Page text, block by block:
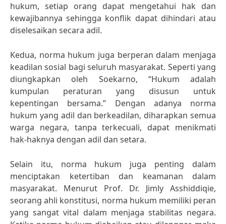
hukum, setiap orang dapat mengetahui hak dan
kewajibannya sehingga konflik dapat dihindari atau
diselesaikan secara adil.
Kedua, norma hukum juga berperan dalam menjaga
keadilan sosial bagi seluruh masyarakat. Seperti yang
diungkapkan oleh Soekarno, “Hukum adalah
kumpulan peraturan yang disusun untuk
kepentingan bersama.” Dengan adanya norma
hukum yang adil dan berkeadilan, diharapkan semua
warga negara, tanpa terkecuali, dapat menikmati
hak-haknya dengan adil dan setara.
Selain itu, norma hukum juga penting dalam
menciptakan ketertiban dan keamanan dalam
masyarakat. Menurut Prof. Dr. Jimly Asshiddiqie,
seorang ahli konstitusi, norma hukum memiliki peran
yang sangat vital dalam menjaga stabilitas negara.